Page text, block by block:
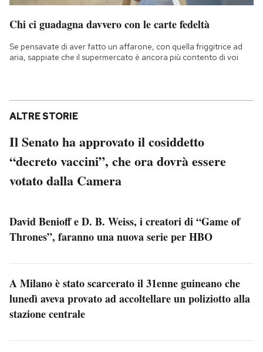
Chi ci guadagna davvero con le carte fedeltà
Se pensavate di aver fatto un affarone, con quella friggitrice ad
aria, sappiate che il supermercato è ancora più contento di voi
ALTRE STORIE
Il Senato ha approvato il cosiddetto
“decreto vaccini”, che ora dovrà essere
votato dalla Camera
David Benioff e D. B. Weiss, i creatori di “Game of
Thrones”, faranno una nuova serie per HBO
A Milano è stato scarcerato il 31enne guineano che
lunedì aveva provato ad accoltellare un poliziotto alla
stazione centrale